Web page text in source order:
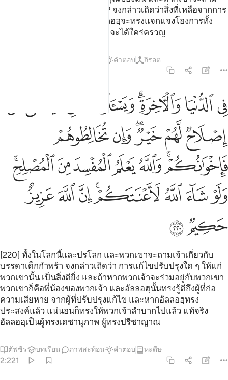
เจ้าว่า พวกเขาจะบริจาคสิ่งใด? จงกล่าวเถิดว่าสิ่งที่เหลือจากการ
ใช้จ่าย ในทำนองนั้นแหละ อัลลอฮฺจะทรงแจกแจงโองการทั้ง
หลายแก่พวกเจ้าเพื่อว่าพวกเจ้าจะได้ใคร่ครวญ
คำตอบ กิรอต
في الدنيا والاخرة ويسالونك عن اليتامى قل اصلاح لهم خير وان
فِى ٱلدُّنْيَا وَٱلْـَٔاخِرَةِ ۗ وَيَسْـَٔلُونَكَ عَنِ ٱلْيَتَـٰمَىٰ ۖ قُلْ إِصْلَاحٌۭ لَّهُمْ
ﱁﱂﱃﱄﱅ ﱆ ﱇﱈ ﱉ
ﱊﱋﱌﱍﱎﱏ
ﱐﱑﱒﱓﱔﱕﱖﱗ
ﱘﱙﱚﱛﱜﱝﱞﱟ
ﱠﱡ
[220] ทั้งในโลกนี้และปรโลก และพวกเขาจะถามเจ้าเกี่ยวกับ
บรรดาเด็กกำพร้า จงกล่าวเถิดว่า การแก้ไขปรับปรุงใด ๆ ให้แก่
พวกเขานั้น เป็นสิ่งดียิ่ง และถ้าหากพวกเจ้าจะร่วมอยู่กับพวกเขา
พวกเขาก็คือพี่น้องของพวกเจ้า และอัลลอฮฺนั้นทรงรู้ดีถึงผู้ที่ก่อ
ความเสียหาย จากผู้ที่ปรับปรุงแก้ไข และหากอัลลอฮฺทรง
ประสงค์แล้ว แน่นอนก็ทรงให้พวกเจ้าลำบากไปแล้ว แท้จริง
อัลลอฮฺเป็นผู้ทรงเดชานุภาพ ผู้ทรงปรีชาญาณ
ตัฟซีร บทเรียน ภาพสะท้อน คำตอบ หะดีษ
2:221